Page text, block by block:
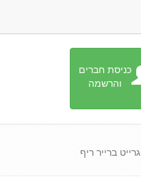
כניסת חברים
והרשמה
גרייט ברייר ריף